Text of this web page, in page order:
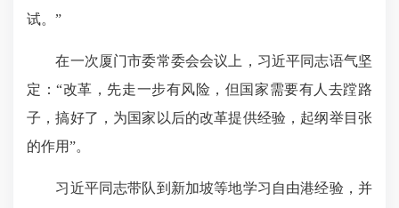
试。”
在一次厦门市委常委会会议上，习近平同志语气坚
定：“改革，先走一步有风险，但国家需要有人去蹚路
子，搞好了，为国家以后的改革提供经验，起纲举目张
的作用”。
习近平同志带队到新加坡等地学习自由港经验，并